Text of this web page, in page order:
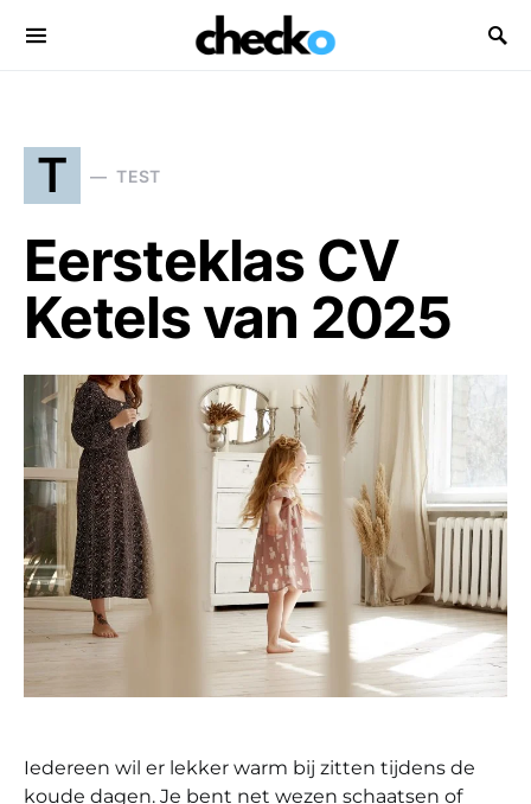
Search for:
T TEST
Eersteklas CV
Ketels van 2025
Iedereen wil er lekker warm bij zitten tijdens de
koude dagen. Je bent net wezen schaatsen of